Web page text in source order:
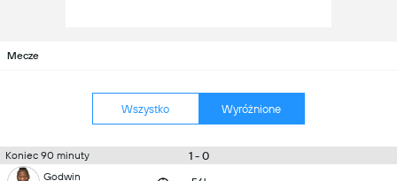
Mecze
Wszystko Wyróżnione
Koniec 90 minuty 1 - 0
Godwin